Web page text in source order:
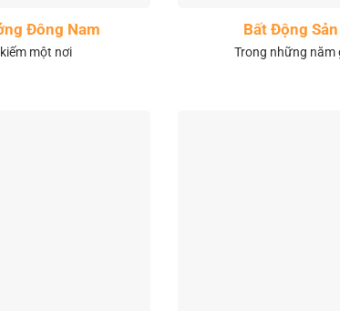
Đông Nam
một nơi
Bất Động
Trong những năm